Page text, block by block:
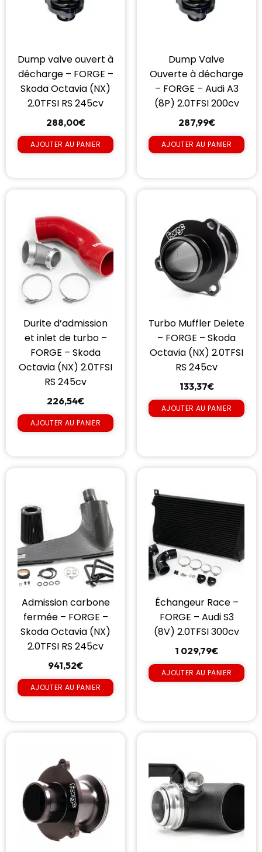
Dump valve ouvert à
décharge – FORGE –
Skoda Octavia (NX)
2.0TFSI RS 245cv
288,00€
AJOUTER AU PANIER
Dump Valve
Ouverte à décharge
– FORGE – Audi A3
(8P) 2.0TFSI 200cv
287,99€
AJOUTER AU PANIER
Durite d’admission
et inlet de turbo –
FORGE – Skoda
Octavia (NX) 2.0TFSI
RS 245cv
226,54€
AJOUTER AU PANIER
Turbo Muffler Delete
– FORGE – Skoda
Octavia (NX) 2.0TFSI
RS 245cv
133,37€
AJOUTER AU PANIER
Admission carbone
fermée – FORGE –
Skoda Octavia (NX)
2.0TFSI RS 245cv
941,52€
AJOUTER AU PANIER
Échangeur Race –
FORGE – Audi S3
(8V) 2.0TFSI 300cv
1 029,79€
AJOUTER AU PANIER